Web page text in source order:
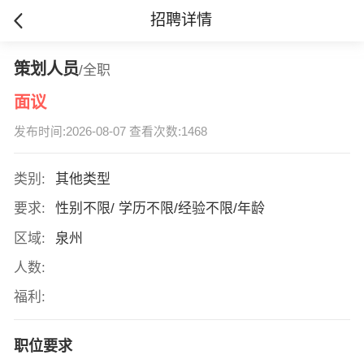
招聘详情
策划人员/全职
面议
发布时间:2026-08-07 查看次数:1468
类别:
其他类型
要求:
性别不限/ 学历不限/经验不限/年龄
区域:
泉州
人数:
福利:
职位要求